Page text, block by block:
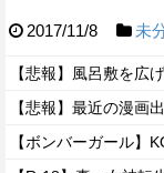
2017/11/8 未
【悲報】最近の漫画